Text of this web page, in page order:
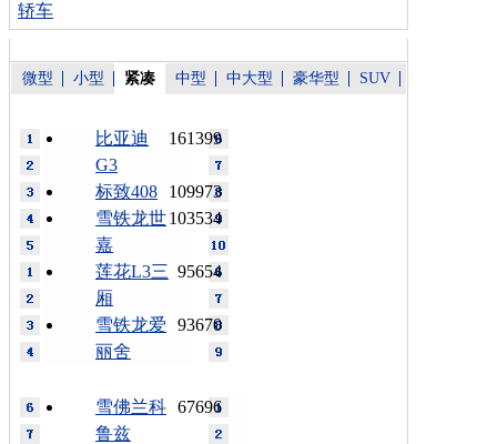
轿车
微型 小型 紧凑 中型 中大型 豪华型 SUV
161399
比亚迪
G3
109973
标致408
103534
雪铁龙世
嘉
95654
莲花L3三
厢
93670
雪铁龙爱
丽舍
67696
雪佛兰科
鲁兹